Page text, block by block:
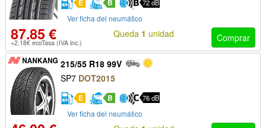
E B 72 dB
Ver ficha del neumático
87.85 €
+2.18€ ecoTasa (IVA inc.) Comprar
Queda 1 unidad
215/55 R18 99V
SP7 DOT2015
E B 76 dB
Ver ficha del neumático